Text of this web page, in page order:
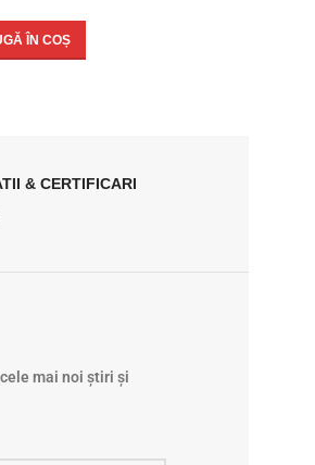
ÎN COȘ
& CERTIFICARI
mai noi știri și